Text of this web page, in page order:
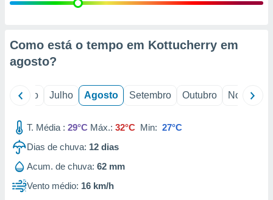
estudos
1199
Como está o tempo em Kottucherry em
agosto?
Junho Julho Agosto Setembro Outubro Novembro
T. Média : 29°C Máx.: 32°C Min: 27°C
Dias de chuva: 12 dias
Acum. de chuva: 62 mm
Vento médio: 16 km/h